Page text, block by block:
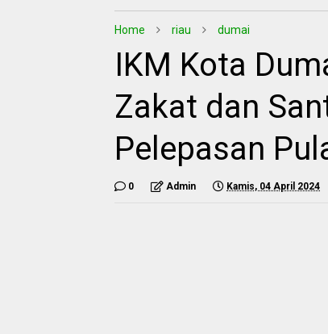
Home riau dumai
IKM Kota
Zakat dan
Pelepasan
0 Admin Kamis, 04 April 2024